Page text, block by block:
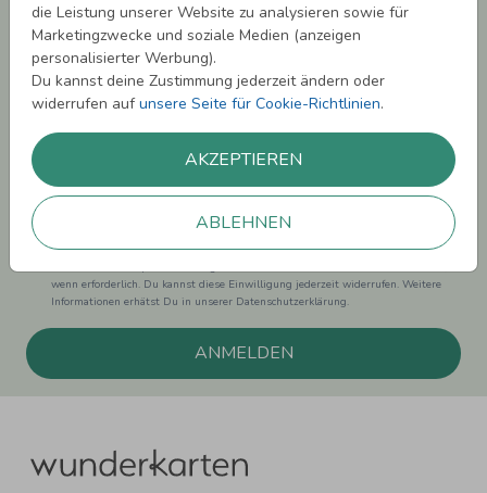
die Leistung unserer Website zu analysieren sowie für
Marketingzwecke und soziale Medien (anzeigen
personalisierter Werbung).
Du kannst deine Zustimmung jederzeit ändern oder
widerrufen aufunsere Seite für Cookie-Richtlinien.
AKZEPTIEREN
ABLEHNEN
Melde Dich zu unserem Newsletter an und bleibe auf dem
Laufenden.
Einwilligung zur Datennutzung für Marketingzwecke: Hiermit willigst Du ein,
dass wir Dich mit neuesten Informationen aus unserem Angebot informieren
können. Dies umfasst den Versand unseres Newsletters. Zudem können wir Dir
Produktinformationen zu Deinen Interessen auf anderen Plattformen wie
Facebook und Google anzeigen. Um Dir diesen Service anbieten zu können,
wenn erforderlich. Du kannst diese Einwilligung jederzeit widerrufen. Weitere
Informationen erhätst Du in unserer Datenschutzerklärung.
ANMELDEN